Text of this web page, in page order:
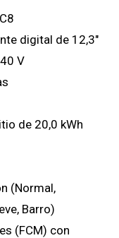
digital de 12,3″
V
de 20,0 kWh
(Normal,
Barro)
(FCM) con